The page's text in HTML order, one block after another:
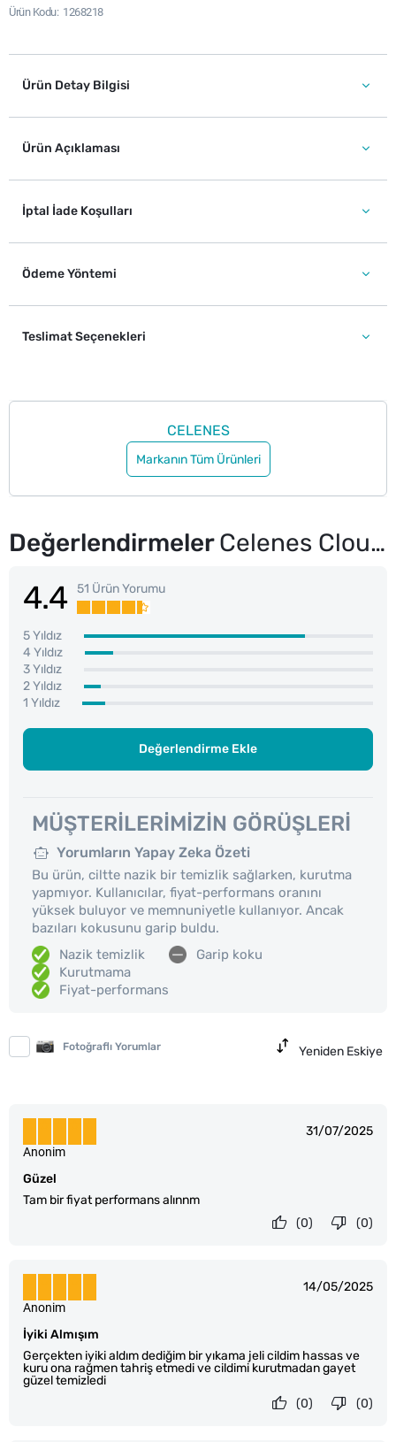
Ürün Kodu 1268218
Ürün Detay Bilgisi
Ürün Açıklaması
İptal İade Koşulları
Ödeme Yöntemi
Teslimat Seçenekleri
CELENES
Markanın Tüm Ürünleri
DeğerlendirmelerCelenes Cloudberry Yüz Yıkama Jeli Kuru ve Hassas Ciltler 250 ml
4.4 51 Ürün Yorumu
5 Yıldız
4 Yıldız
3 Yıldız
2 Yıldız
1 Yıldız
Değerlendirme Ekle
MÜŞTERILERIMIZIN GÖRÜŞLERI
Yorumların Yapay Zeka Özeti
Bu ürün, ciltte nazik bir temizlik sağlarken, kurutma
yapmıyor. Kullanıcılar, fiyat-performans oranını
yüksek buluyor ve memnuniyetle kullanıyor. Ancak
bazıları kokusunu garip buldu.
Nazik temizlik
Kurutmama
Fiyat-performans
Garip koku
Fotoğraflı Yorumlar Yeniden Eskiye
31/07/2025
Güzel
Tam bir fiyat performans alınnm
Anonim
(0)
(0)
14/05/2025
İyiki Almışım
Gerçekten iyiki aldım dediğim bir yıkama jeli cildim hassas ve
kuru ona rağmen tahriş etmedi ve cildimi kurutmadan gayet
güzel temizledi
Anonim
(0)
(0)